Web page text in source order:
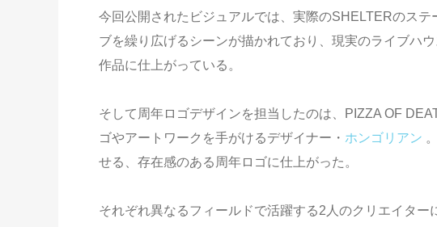
今回公開されたビジュアルでは、実際のSHELTERのス
ブを繰り広げるシーンが描かれており、現実のライブハ
作品に仕上がっている。
そして周年ロゴデザインを担当したのは、PIZZA OF
ゴやアートワークを手がけるデザイナー・ ホンゴリアン
せる、存在感のある周年ロゴに仕上がった。
それぞれ異なるフィールドで活躍する2人のクリエイター